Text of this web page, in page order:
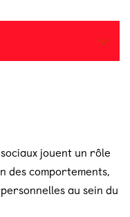
jouent un rôle
des comportements,
au sein du